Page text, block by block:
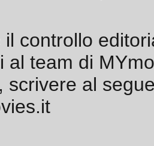
il controllo
al team di
scrivere al